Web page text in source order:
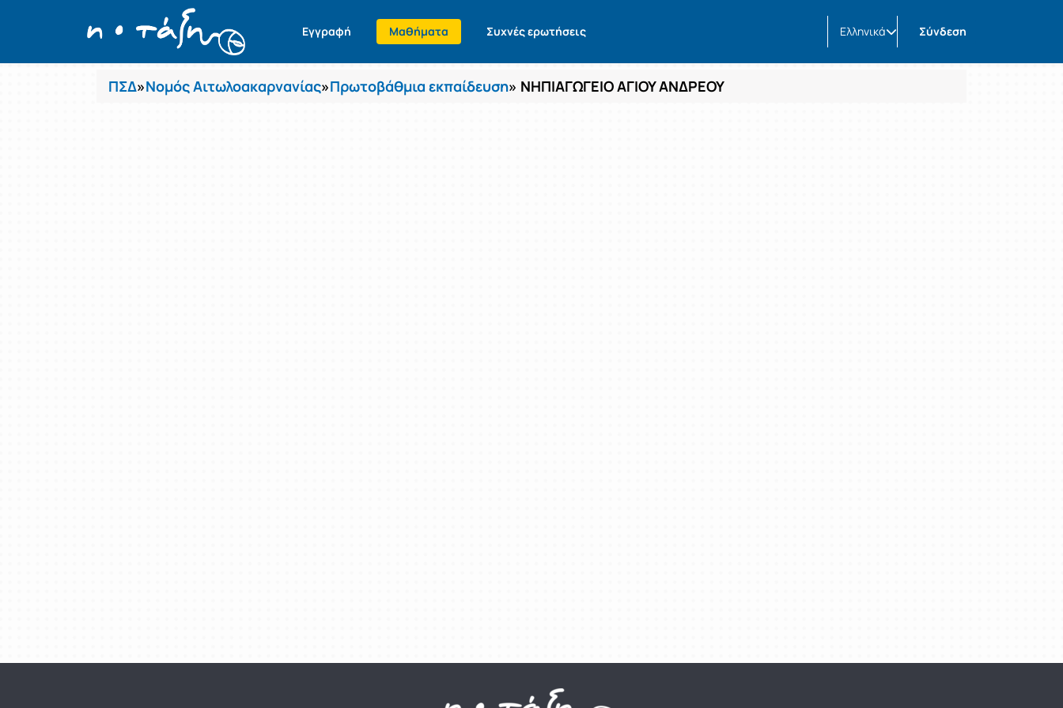
Εγγραφή Μαθήματα Συχνές ερωτήσεις Ελληνικά Σύνδεση
Μαθήματα
ΠΣΔ»Νομός Αιτωλοακαρνανίας»Πρωτοβάθμια εκπαίδευση» ΝΗΠΙΑΓΩΓΕΙΟ ΑΓΙΟΥ ΑΝΔΡΕΟΥ